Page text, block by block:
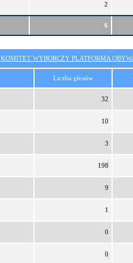
2
6
KOMITET WYBORCZY PLATFORMA
Liczba głosów
32
10
3
198
9
1
0
0